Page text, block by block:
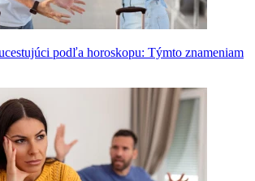
podľa horoskopu: Týmto znameniam